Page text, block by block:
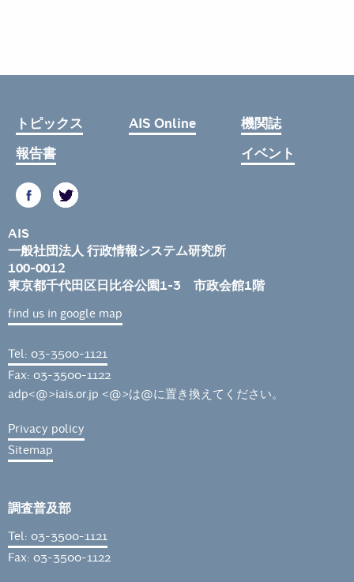
トピックス AIS Online
機関誌
報告書
イベント
AIS
一般社団法人 行政情報システム研究所
100-0012
東京都千代田区日比谷公園1-3 市政会館1階
find us in google map
Tel: 03-3500-1121
Fax: 03-3500-1122
adp<@>iais.or.jp <@>は@に置き換えてください。
Privacy policy
Sitemap
調査普及部
Tel: 03-3500-1121
Fax: 03-3500-1122